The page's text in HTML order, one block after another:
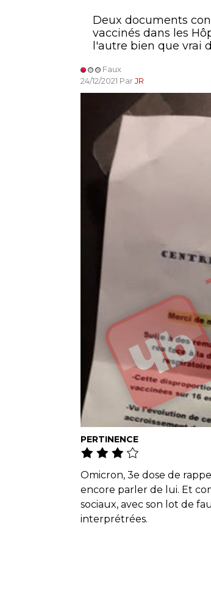
Deux documents
vaccinés dans les
l'autre bien que vrai
Faux
24/12/2021 ParJR
PERTINENCE
Omicron, 3e dose de
encore parler de lui. Et
sociaux, avec son lot de
interprétrées.